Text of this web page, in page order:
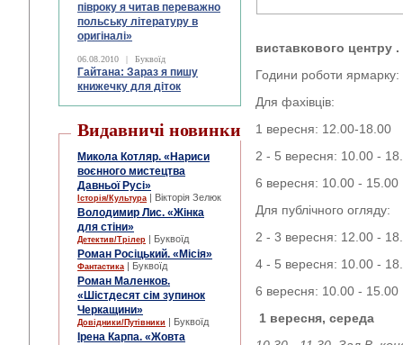
півроку я читав переважно
польську літературу в
оригіналі»
06.08.2010 | Буквоїд
Гайтана: Зараз я пишу
книжечку для діток
Видавничі новинки
Микола Котляр. «Нариси
воєнного мистецтва
Давньої Русі»
Історія/Культура | Вікторія Зелюк
Володимир Лис. «Жінка
для стіни»
Детектив/Трілер | Буквоїд
Роман Росіцький. «Місія»
Фантастика | Буквоїд
Роман Маленков.
«Шістдесят сім зупинок
Черкащини»
Довідники/Путівники | Буквоїд
Ірена Карпа. «Жовта
виставкового центру .
Години роботи
Для фахівців:
1 вересня: 12.00-18.00
2 - 5 вересня: 10.00 -
6 вересня: 10.00 - 15.00
Для публічного огляду:
2 - 3 вересня: 12.00 -
4 - 5 вересня: 10.00 -
6 вересня: 10.00 - 15.00
1 вересня, середа